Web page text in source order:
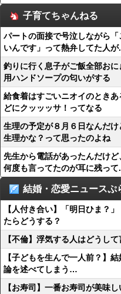
子育てちゃんねる
パートの面接で号泣しながら
いんです」って熱弁してた人が
釣りに行く息子がご飯全部お
用ハンドソープの匂いがする
給食着はすごいニオイのとき
どにクッッッサ！ってなる
生理の予定が８月６日なんだ
生理かな？って思ったのよね
先生から電話があったんだけ
何度も言ってたのが耳に残って
結婚・恋愛ニュースぷ
【人付き合い】「明日ひま？
たらどうする？
【不倫】浮気する人はどうし
【子どもを生んで一人前？】
論を述べてしまう…
【お寿司】一番お寿司が美味